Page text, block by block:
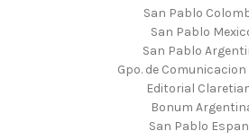
San Pablo
San Pablo
San Pablo
Gpo. de Comunicacion
Editorial
Bonum
San Pablo